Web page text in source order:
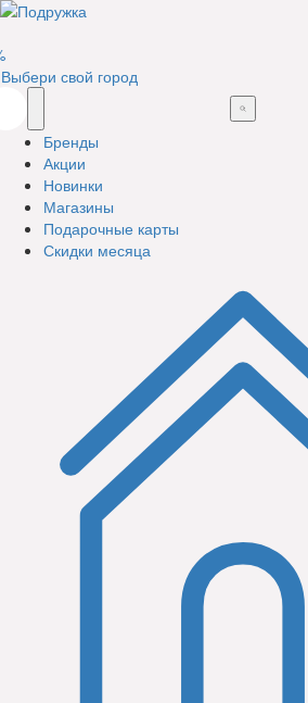
Выбери свой город
Бренды
Акции
Новинки
Магазины
Подарочные карты
Скидки месяца